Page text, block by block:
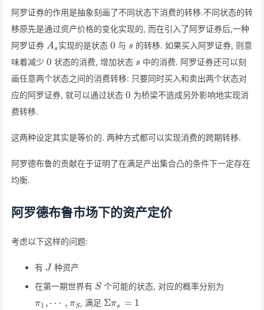
阿罗证券的作用是抽象刻画了不同状态下消费的转移.不同状态的转
移原先是通过资产价格的变化实现的, 而在引入了阿罗证券后,一种
阿罗证券 A_s
As 实现的是状态 0
0 与 s
s 的转移. 如果买入阿罗证券, 则意
味着减少 0
0 状态的消费, 增加状态 s
s 中的消费. 阿罗证券还可以刻
画任意两个状态之间的消费转移: 只要同时买入和卖出两个状态对
应的阿罗证券, 就可以通过状态 0
0 为桥梁不造成另外影响地实现消
费转移.
这两种设定其实是等价的. 两种方式都可以实现消费的跨期转移.
阿罗德布鲁的贡献在于证明了在满足产出集合凸的条件下一定存在
均衡.
阿罗德布鲁市场下的资产定价
考虑以下这样的问题:
有 J
J种资产
在第一期世界有 S
S个可能的状态, 对应的概率分别为
π1 , ⋯ , πS, 满足 \Sigma
Σπs = 1